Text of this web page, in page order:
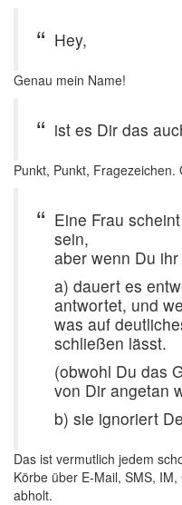
Hey,
Genau mein Name!
ist es Dir das
Punkt, Punkt, Fragezeichen.
Eine Frau
sein,
aber wenn Du
a) dauert es
antwortet, und
was auf
schließen lässt.
(obwohl Du das
von Dir angetan
b) sie ignoriert
Das ist vermutlich jedem
Körbe über E-Mail, SMS,
abholt.